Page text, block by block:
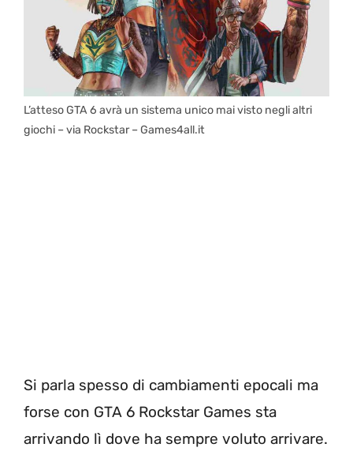
L’atteso GTA 6 avrà un sistema unico mai visto negli altri
giochi – via Rockstar – Games4all.it
Si parla spesso di cambiamenti epocali ma
forse con GTA 6 Rockstar Games sta
arrivando lì dove ha sempre voluto arrivare.